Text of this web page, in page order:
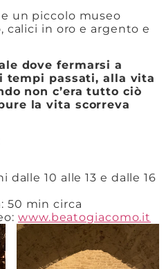
un piccolo museo
calici in oro e argento e
dove fermarsi a
passati, alla vita
non c’era tutto ciò
la vita scorreva
dalle 10 alle 13 e dalle 16
50 min circa
www.beatogiacomo.it